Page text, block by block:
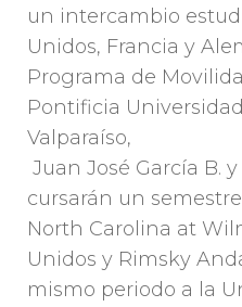
un intercambio
Unidos, Francia y
Programa de
Pontificia
Valparaíso,
Juan José García B.
cursarán un
North Carolina at
Unidos y Rimsky
mismo periodo a la